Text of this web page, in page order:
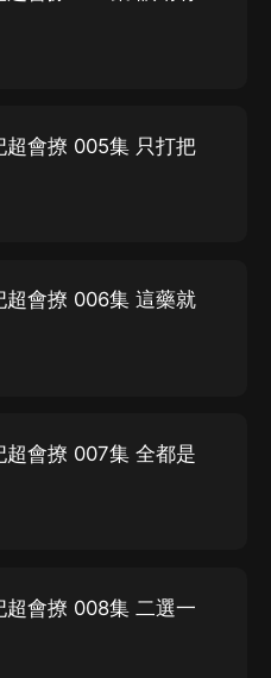
超會撩 005集 只打把
超會撩 006集 這藥就
超會撩 007集 全都是
超會撩 008集 二選一